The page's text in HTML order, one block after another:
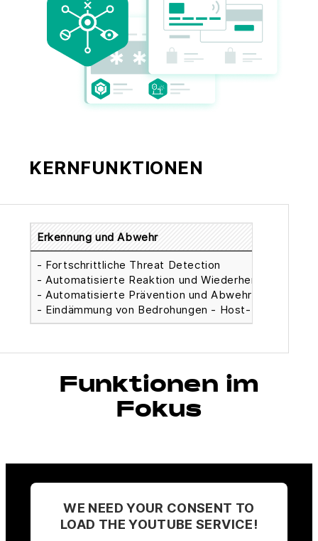
KERNFUNKTIONEN
Erkennung und Abwehr
- Fortschrittliche Threat Detection
- Automatisierte Reaktion und Wiederherstellung
- Automatisierte Prävention und Abwehr von
- Eindämmung von Bedrohungen - Host-Isolation,
Funktionen im
Fokus
WE NEED YOUR CONSENT TO
LOAD THE YOUTUBE SERVICE!